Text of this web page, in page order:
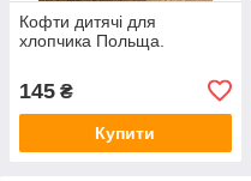
Кофти дитячі для
хлопчика Польща.
145 ₴
Купити